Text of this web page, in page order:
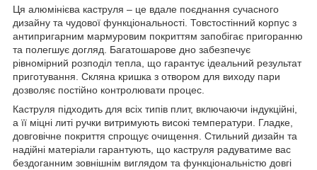
Ця алюмінієва каструля – це вдале поєднання сучасного
дизайну та чудової функціональності. Товстостінний корпус з
антипригарним мармуровим покриттям запобігає пригоранню
та полегшує догляд. Багатошарове дно забезпечує
рівномірний розподіл тепла, що гарантує ідеальний результат
приготування. Скляна кришка з отвором для виходу пари
дозволяє постійно контролювати процес.
Каструля підходить для всіх типів плит, включаючи індукційні,
а її міцні литі ручки витримують високі температури. Гладке,
довговічне покриття спрощує очищення. Стильний дизайн та
надійні матеріали гарантують, що каструля радуватиме вас
бездоганним зовнішнім виглядом та функціональністю довгі